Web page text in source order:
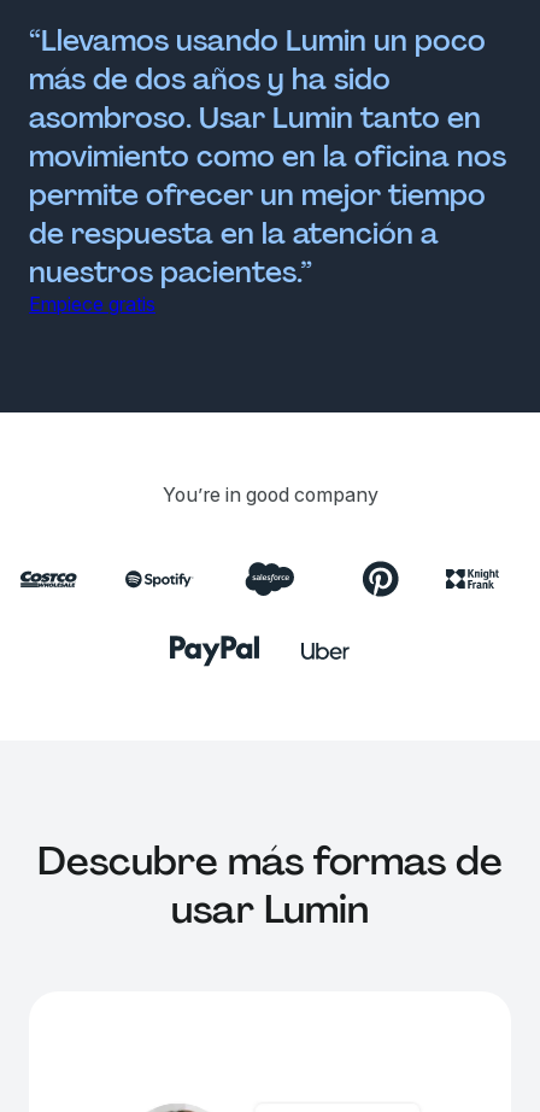
“Llevamos usando Lumin un poco
más de dos años y ha sido
asombroso. Usar Lumin tanto en
movimiento como en la oficina nos
permite ofrecer un mejor tiempo
de respuesta en la atención a
nuestros pacientes.”
Empiece gratis
You’re in good company
Descubre más formas de
usar Lumin